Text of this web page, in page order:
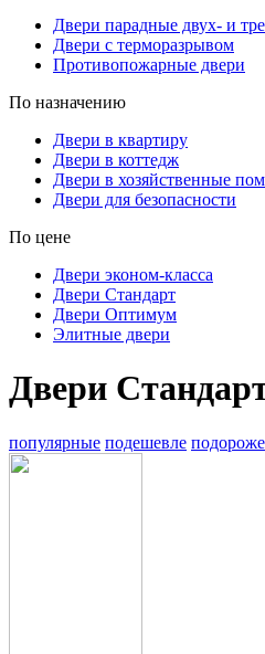
Двери парадные двух- и
Двери с терморазрывом
Противопожарные двери
По назначению
Двери в квартиру
Двери в коттедж
Двери в хозяйственные
Двери для безопасности
По цене
Двери эконом-класса
Двери Стандарт
Двери Оптимум
Элитные двери
Двери
популярные подешевле подороже